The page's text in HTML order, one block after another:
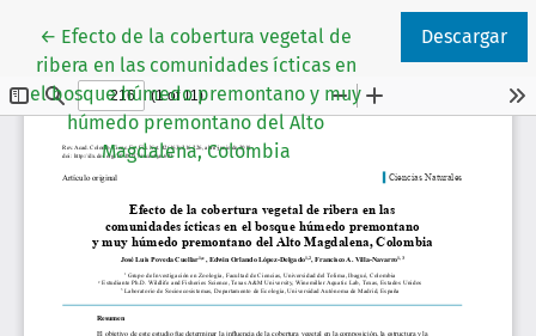
← Volver a los detalles del artículo
Efecto de la cobertura vegetal de
ribera en las comunidades ícticas en
el bosque húmedo premontano y muy
húmedo premontano del Alto
Magdalena, Colombia
Descargar